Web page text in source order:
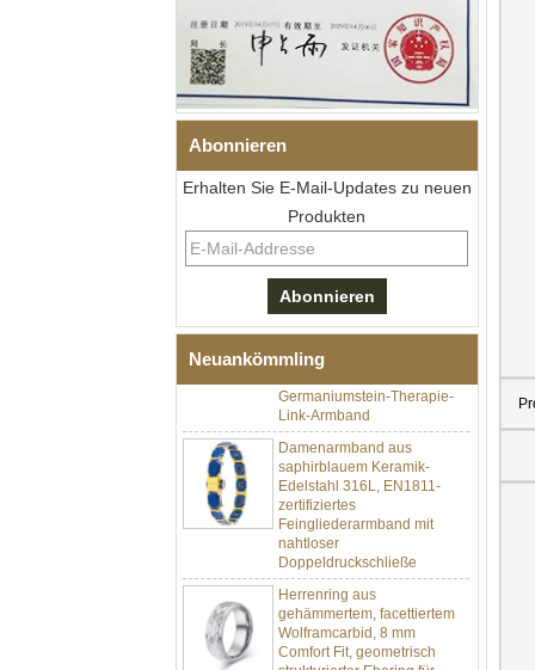
Abonnieren
Erhalten Sie E-Mail-Updates zu neuen
Produkten
Neuankömmling
Herren-I-Links-Armband aus
Keramik-Edelstahl 304,
316L-Doppeldruck-
Magnet- und
Link-Armband
Damenarmband aus
saphirblauem Keramik-
Edelstahl 316L, EN1811-
zertifiziertes
Feingliederarmband mit
nahtloser
Doppeldruckschließe
Herrenring aus
gehämmertem, facettiertem
Wolframcarbid, 8 mm
Comfort Fit, geometrisch
strukturierter Ehering für